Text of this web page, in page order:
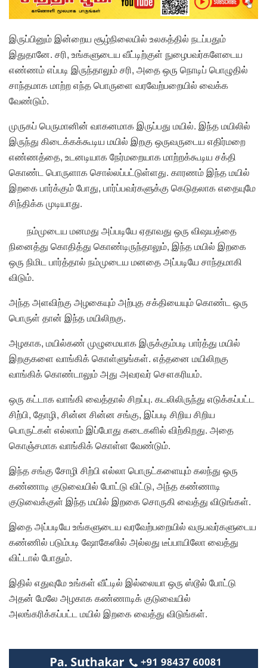
இருப்பினும் இன்றைய சூழ்நிலையில் உலகத்தில் நடப்பதும்
இதுதானே. சரி, உங்களுடைய வீட்டிற்குள் நுழைபவர்களேடைய
எண்ணம் எப்படி இருந்தாலும் சரி, அதை ஒரு நொடிப் பொழுதில்
சாந்தமாக மாற்ற எந்த பொருளை வரவேற்பறையில் வைக்க
வேண்டும்.
முருகப் பெருமானின் வாகனமாக இருப்பது மயில். இந்த மயிலில்
இருந்து கிடைக்கக்கூடிய மயில் இறகு ஒருவருடைய எதிர்மறை
எண்ணத்தை, உடனடியாக நேர்மறையாக மாற்றக்கூடிய சக்தி
கொண்ட பொருளாக சொல்லப்பட்டுள்ளது. காரணம் இந்த மயில்
இறகை பார்க்கும் போது, பார்ப்பவர்களுக்கு கெடுதலாக எதையுமே
சிந்திக்க முடியாது.
நம்முடைய மனமது அப்படியே ஏதாவது ஒரு விஷயத்தை
நினைத்து கொதித்து கொண்டிருந்தாலும், இந்த மயில் இறகை
ஒரு நிமிட பார்த்தால் நம்முடைய மனதை அப்படியே சாந்தமாகி
விடும்.
அந்த அளவிற்கு அழகையும் அற்புத சக்தியையும் கொண்ட ஒரு
பொருள் தான் இந்த மயிலிறகு.
அழகாக, மயில்கண் முழுமையாக இருக்கும்படி பார்த்து மயில்
இறகுகளை வாங்கிக் கொள்ளுங்கள். எத்தனை மயிலிறகு
வாங்கிக் கொண்டாலும் அது அவரவர் சௌகரியம்.
ஒரு கட்டாக வாங்கி வைத்தால் சிறப்பு. கடலிலிருந்து எடுக்கப்பட்ட
சிற்பி, தோழி, சின்ன சின்ன சங்கு, இப்படி சிறிய சிறிய
பொருட்கள் எல்லாம் இப்போது கடைகளில் விற்கிறது. அதை
கொஞ்சமாக வாங்கிக் கொள்ள வேண்டும்.
இந்த சங்கு சோழி சிற்பி எல்லா பொருட்களையும் கலந்து ஒரு
கண்ணாடி குடுவையில் போட்டு விட்டு, அந்த கண்ணாடி
குடுவைக்குள் இந்த மயில் இறகை சொருகி வைத்து விடுங்கள்.
இதை அப்படியே உங்களுடைய வரவேற்பறையில் வருபவர்களுடைய
கண்ணில் படும்படி ஷோகேஸில் அல்லது டீப்பாயிலோ வைத்து
விட்டால் போதும்.
இதில் எதுவுமே உங்கள் வீட்டில் இல்லையா ஒரு ஸ்டூல் போட்டு
அதன் மேலே அழகாக கண்ணாடிக் குடுவையில்
அலங்கரிக்கப்பட்ட மயில் இறகை வைத்து விடுங்கள்.